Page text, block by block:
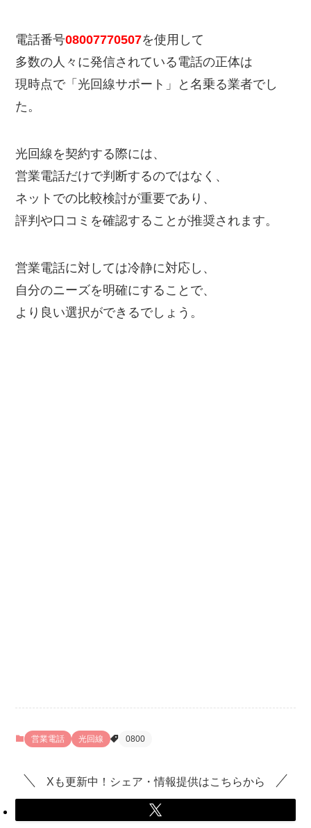
電話番号08007770507を使用して
多数の人々に発信されている電話の正体は
現時点で「光回線サポート」と名乗る業者でし
た。
光回線を契約する際には、
営業電話だけで判断するのではなく、
ネットでの比較検討が重要であり、
評判や口コミを確認することが推奨されます。
営業電話に対しては冷静に対応し、
自分のニーズを明確にすることで、
より良い選択ができるでしょう。
営業電話 光回線 0800
Xも更新中！シェア・情報提供はこちらから